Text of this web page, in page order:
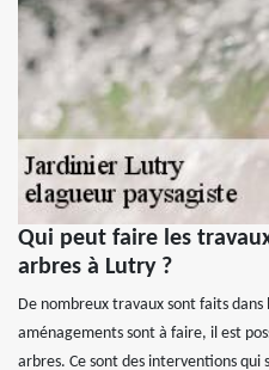
Qui peut faire les
arbres à Lutry ?
De nombreux travaux sont faits
aménagements sont à faire, il est
arbres. Ce sont des interventions